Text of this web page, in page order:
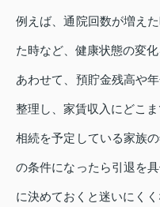
例えば、通院回数が増え
た時など、健康状態の変
あわせて、預貯金残高や
整理し、家賃収入にどこま
相続を予定している家族
の条件になったら引退を
に決めておくと迷いにくく